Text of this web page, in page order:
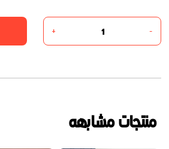
-
+
منتجات مشابهه